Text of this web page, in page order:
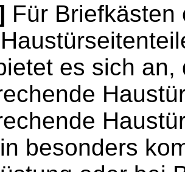
Für
es sich
besonders